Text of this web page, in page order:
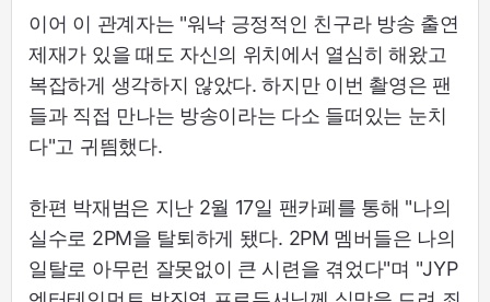
이어 이 관계자는 "워낙 긍정적인 친구라 방송 출연
제재가 있을 때도 자신의 위치에서 열심히 해왔고
복잡하게 생각하지 않았다. 하지만 이번 촬영은 팬
들과 직접 만나는 방송이라는 다소 들떠있는 눈치
다"고 귀띔했다.
한편 박재범은 지난 2월 17일 팬카페를 통해 "나의
실수로 2PM을 탈퇴하게 됐다. 2PM 멤버들은 나의
일탈로 아무런 잘못없이 큰 시련을 겪었다"며 "JYP